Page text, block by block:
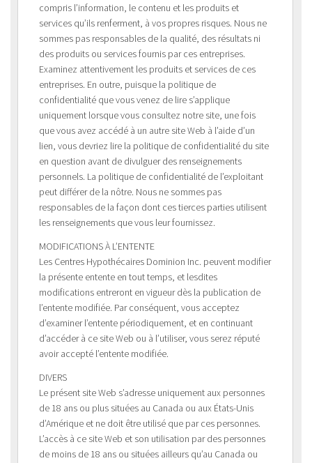
compris l’information, le contenu et les produits et
services qu’ils renferment, à vos propres risques. Nous ne
sommes pas responsables de la qualité, des résultats ni
des produits ou services fournis par ces entreprises.
Examinez attentivement les produits et services de ces
entreprises. En outre, puisque la politique de
confidentialité que vous venez de lire s’applique
uniquement lorsque vous consultez notre site, une fois
que vous avez accédé à un autre site Web à l’aide d’un
lien, vous devriez lire la politique de confidentialité du site
en question avant de divulguer des renseignements
personnels. La politique de confidentialité de l’exploitant
peut différer de la nôtre. Nous ne sommes pas
responsables de la façon dont ces tierces parties utilisent
les renseignements que vous leur fournissez.
MODIFICATIONS À L’ENTENTE
Les Centres Hypothécaires Dominion Inc. peuvent modifier
la présente entente en tout temps, et lesdites
modifications entreront en vigueur dès la publication de
l’entente modifiée. Par conséquent, vous acceptez
d’examiner l’entente périodiquement, et en continuant
d’accéder à ce site Web ou à l’utiliser, vous serez réputé
avoir accepté l’entente modifiée.
DIVERS
Le présent site Web s’adresse uniquement aux personnes
de 18 ans ou plus situées au Canada ou aux États-Unis
d’Amérique et ne doit être utilisé que par ces personnes.
L’accès à ce site Web et son utilisation par des personnes
de moins de 18 ans ou situées ailleurs qu’au Canada ou